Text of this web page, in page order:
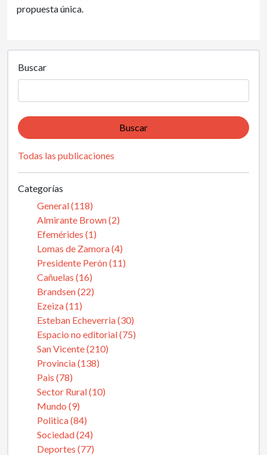
propuesta única.
Buscar
Buscar
Todas las publicaciones
Categorías
General (118)
Almirante Brown (2)
Efemérides (1)
Lomas de Zamora (4)
Presidente Perón (11)
Cañuelas (16)
Brandsen (22)
Ezeiza (11)
Esteban Echeverria (30)
Espacio no editorial (75)
San Vicente (210)
Provincia (138)
Pais (78)
Sector Rural (10)
Mundo (9)
Politica (84)
Sociedad (24)
Deportes (77)